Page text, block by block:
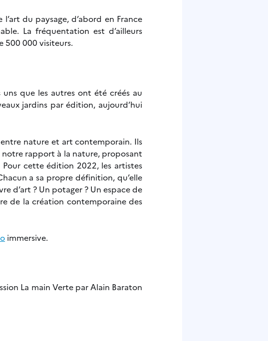
du paysage, d’abord en France
La fréquentation est d’ailleurs
500 000 visiteurs.
que les autres ont été créés au
jardins par édition, aujourd’hui
nature et art contemporain. Ils
rapport à la nature, proposant
Pour cette édition 2022, les artistes
a sa propre définition, qu’elle
d’art ? Un potager ? Un espace de
de la création contemporaine des
immersive.
La main Verte par Alain Baraton